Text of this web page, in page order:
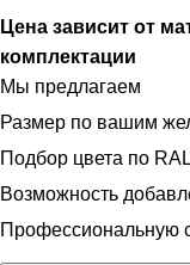
Цена зависит от
комплектации
Мы предлагаем
Размер по вашим
Подбор цвета по RAL
Возможность
Профессиональную